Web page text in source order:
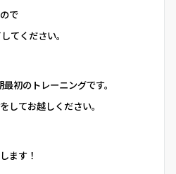
で
てください。
初のトレーニングです。
してお越しください。
ます！